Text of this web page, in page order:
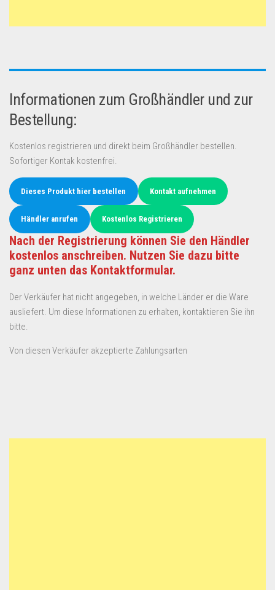
Informationen zum Großhändler und zur
Bestellung:
Kostenlos registrieren und direkt beim Großhändler bestellen.
Sofortiger Kontak kostenfrei.
Dieses Produkt hier bestellen Kontakt aufnehmen
Händler anrufen Kostenlos Registrieren
Nach der Registrierung können Sie den Händler
kostenlos anschreiben. Nutzen Sie dazu bitte
ganz unten das Kontaktformular.
Der Verkäufer hat nicht angegeben, in welche Länder er die Ware
ausliefert. Um diese Informationen zu erhalten, kontaktieren Sie ihn
bitte.
Von diesen Verkäufer akzeptierte Zahlungsarten